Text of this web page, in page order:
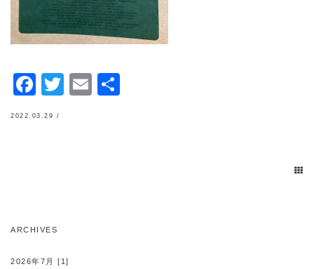
Facebook
Twitter
Email
2022.03.29 /
ARCHIVES
2026年7月 [1]